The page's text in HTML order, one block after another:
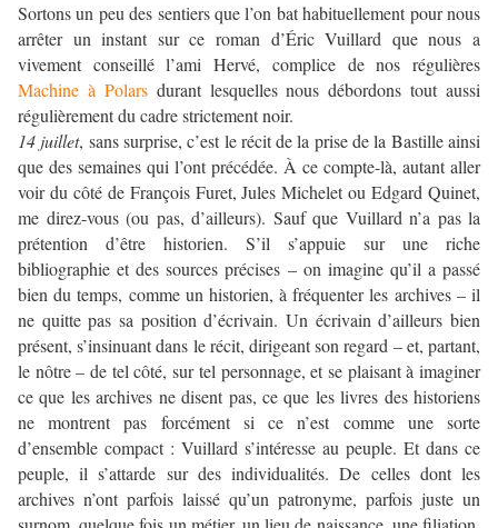
Sortons un peu des sentiers que l’on bat habituellement pour nous
arrêter un instant sur ce roman d’Éric Vuillard que nous a
vivement conseillé l’ami Hervé, complice de nos régulières
Machine à Polarsdurant lesquelles nous débordons tout aussi
régulièrement du cadre strictement noir.
14 juillet, sans surprise, c’est le récit de la prise de la Bastille ainsi
que des semaines qui l’ont précédée. À ce compte-là, autant aller
voir du côté de François Furet, Jules Michelet ou Edgard Quinet,
me direz-vous (ou pas, d’ailleurs). Sauf que Vuillard n’a pas la
prétention d’être historien. S’il s’appuie sur une riche
bibliographie et des sources précises – on imagine qu’il a passé
bien du temps, comme un historien, à fréquenter les archives – il
ne quitte pas sa position d’écrivain. Un écrivain d’ailleurs bien
présent, s’insinuant dans le récit, dirigeant son regard – et, partant,
le nôtre – de tel côté, sur tel personnage, et se plaisant à imaginer
ce que les archives ne disent pas, ce que les livres des historiens
ne montrent pas forcément si ce n’est comme une sorte
d’ensemble compact : Vuillard s’intéresse au peuple. Et dans ce
peuple, il s’attarde sur des individualités. De celles dont les
archives n’ont parfois laissé qu’un patronyme, parfois juste un